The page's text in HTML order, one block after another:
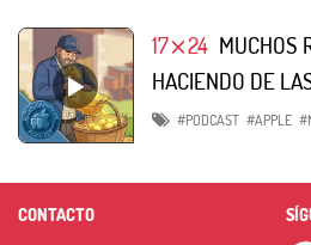
17⨯24 MUCHOS
HACIENDO DE
#PODCAST #APPLE
CONTACTO